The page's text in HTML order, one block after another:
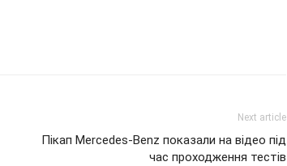
Next article
Пікап Mercedes-Benz показали на відео під
час проходження тестів